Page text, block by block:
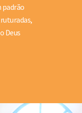
padrão
Deus